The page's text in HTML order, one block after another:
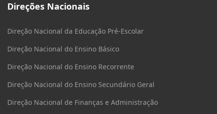
Direções Nacionais
Direção Nacional da Educação Pré-Escolar
Direção Nacional do Ensino Básico
Direção Nacional do Ensino Recorrente
Direção Nacional do Ensino Secundário Geral
Direção Nacional de Finanças e Administração